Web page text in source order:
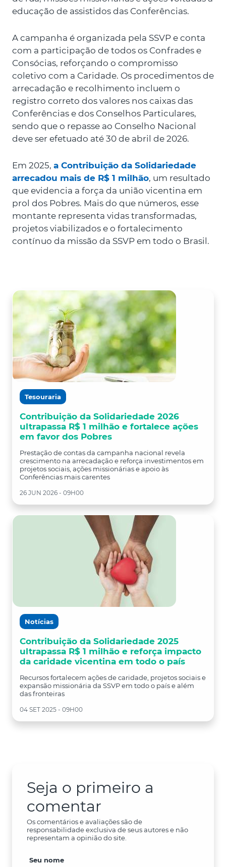
educação de assistidos das Conferências.
A campanha é organizada pela SSVP e conta
com a participação de todos os Confrades e
Consócias, reforçando o compromisso
coletivo com a Caridade. Os procedimentos de
arrecadação e recolhimento incluem o
registro correto dos valores nos caixas das
Conferências e dos Conselhos Particulares,
sendo que o repasse ao Conselho Nacional
deve ser efetuado até 30 de abril de 2026.
Em 2025, a Contribuição da Solidariedade
arrecadou mais de R$ 1 milhão, um resultado
que evidencia a força da união vicentina em
prol dos Pobres. Mais do que números, esse
montante representa vidas transformadas,
projetos viabilizados e o fortalecimento
contínuo da missão da SSVP em todo o Brasil.
Tesouraria
Contribuição da Solidariedade 2026
ultrapassa R$ 1 milhão e fortalece ações
em favor dos Pobres
Prestação de contas da campanha nacional revela
crescimento na arrecadação e reforça investimentos em
projetos sociais, ações missionárias e apoio às
Conferências mais carentes
26 JUN 2026 - 09H00
Notícias
Contribuição da Solidariedade 2025
ultrapassa R$ 1 milhão e reforça impacto
da caridade vicentina em todo o país
Recursos fortalecem ações de caridade, projetos sociais e
expansão missionária da SSVP em todo o país e além
das fronteiras
04 SET 2025 - 09H00
Seja o primeiro a
comentar
Os comentários e avaliações são de
responsabilidade exclusiva de seus autores e não
representam a opinião do site.
Seu nome